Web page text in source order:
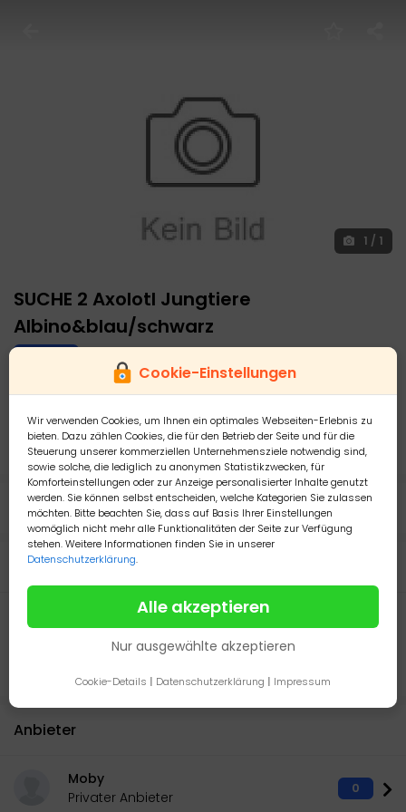
Cookie-Einstellungen
Wir verwenden Cookies, um Ihnen ein optimales Webseiten-Erlebnis zu
bieten. Dazu zählen Cookies, die für den Betrieb der Seite und für die
Steuerung unserer kommerziellen Unternehmensziele notwendig sind,
sowie solche, die lediglich zu anonymen Statistikzwecken, für
Komforteinstellungen oder zur Anzeige personalisierter Inhalte genutzt
werden. Sie können selbst entscheiden, welche Kategorien Sie zulassen
möchten. Bitte beachten Sie, dass auf Basis Ihrer Einstellungen
womöglich nicht mehr alle Funktionalitäten der Seite zur Verfügung
stehen. Weitere Informationen finden Sie in unserer
Datenschutzerklärung.
Alle akzeptieren
Nur ausgewählte akzeptieren
Cookie-Details | Datenschutzerklärung | Impressum
1 / 1
SUCHE 2 Axolotl Jungtiere
Albino&blau/schwarz
85748 Garching bei München
05 November 2023
727
Details
Beschreibung
Hallo, ich suche 2 Axolotl Jungtiere. Wenn möglich 1 Albino
Ab Ende Dezember/Januar 2023/2024.
Es sind unsere ersten Axolotl, aber wir wissen schon einiges.
Anbieter
Moby
Privater Anbieter
0